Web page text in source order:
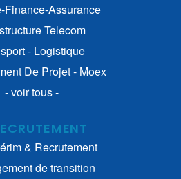
Finance-Assurance
Telecom
- Logistique
De Projet - Moex
- voir tous -
& Recrutement
de transition